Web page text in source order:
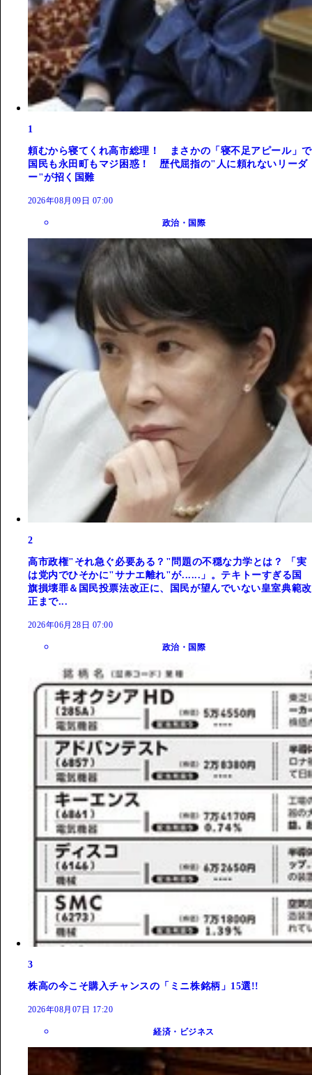
1
頼むから寝てくれ高市総理！ まさかの「寝不足アピール」で
国民も永田町もマジ困惑！ 歴代屈指の"人に頼れないリーダ
ー"が招く国難
2026年08月09日 07:00
政治・国際
2
高市政権"それ急ぐ必要ある？"問題の不穏な力学とは？ 「実
は党内でひそかに"サナエ離れ"が......」。テキトーすぎる国
旗損壊罪＆国民投票法改正に、国民が望んでいない皇室典範改
正まで...
2026年06月28日 07:00
政治・国際
3
株高の今こそ購入チャンスの「ミニ株銘柄」15選!!
2026年08月07日 17:20
経済・ビジネス